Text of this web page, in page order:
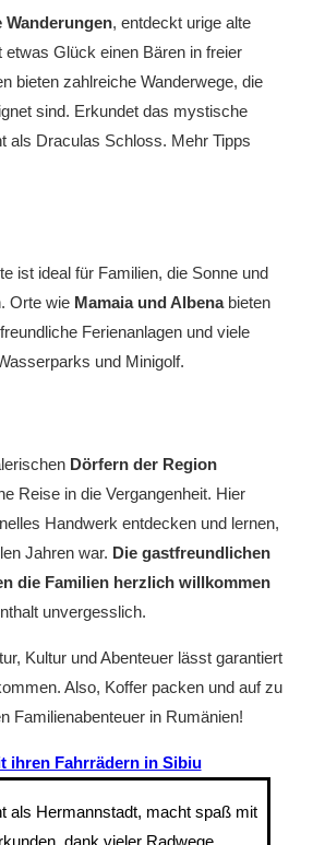
, entdeckt urige alte
etwas Glück einen Bären in freier
bieten zahlreiche Wanderwege, die
sind. Erkundet das mystische
als Draculas Schloss. Mehr Tipps
ist ideal für Familien, die Sonne und
Orte wie Mamaia und Albenabieten
Ferienanlagen und viele
und Minigolf.
Dörfern der Region
Reise in die Vergangenheit. Hier
Handwerk entdecken und lernen,
Jahren war. Die gastfreundlichen
die Familien herzlich willkommen
unvergesslich.
Kultur und Abenteuer lässt garantiert
Also, Koffer packen und auf zu
Familienabenteuer in Rumänien!
als Hermannstadt, macht spaß mit
dank vieler Radwege